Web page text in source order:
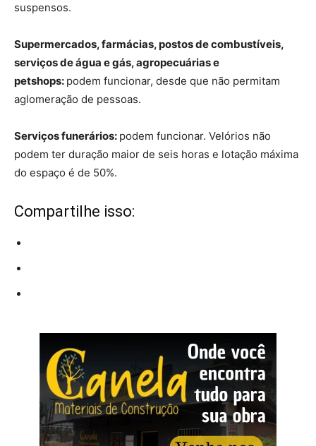
suspensos.
Supermercados, farmácias, postos de combustíveis,
serviços de água e gás, agropecuárias e
petshops: podem funcionar, desde que não permitam
aglomeração de pessoas.
Serviços funerários: podem funcionar. Velórios não
podem ter duração maior de seis horas e lotação máxima
do espaço é de 50%.
Compartilhe isso: